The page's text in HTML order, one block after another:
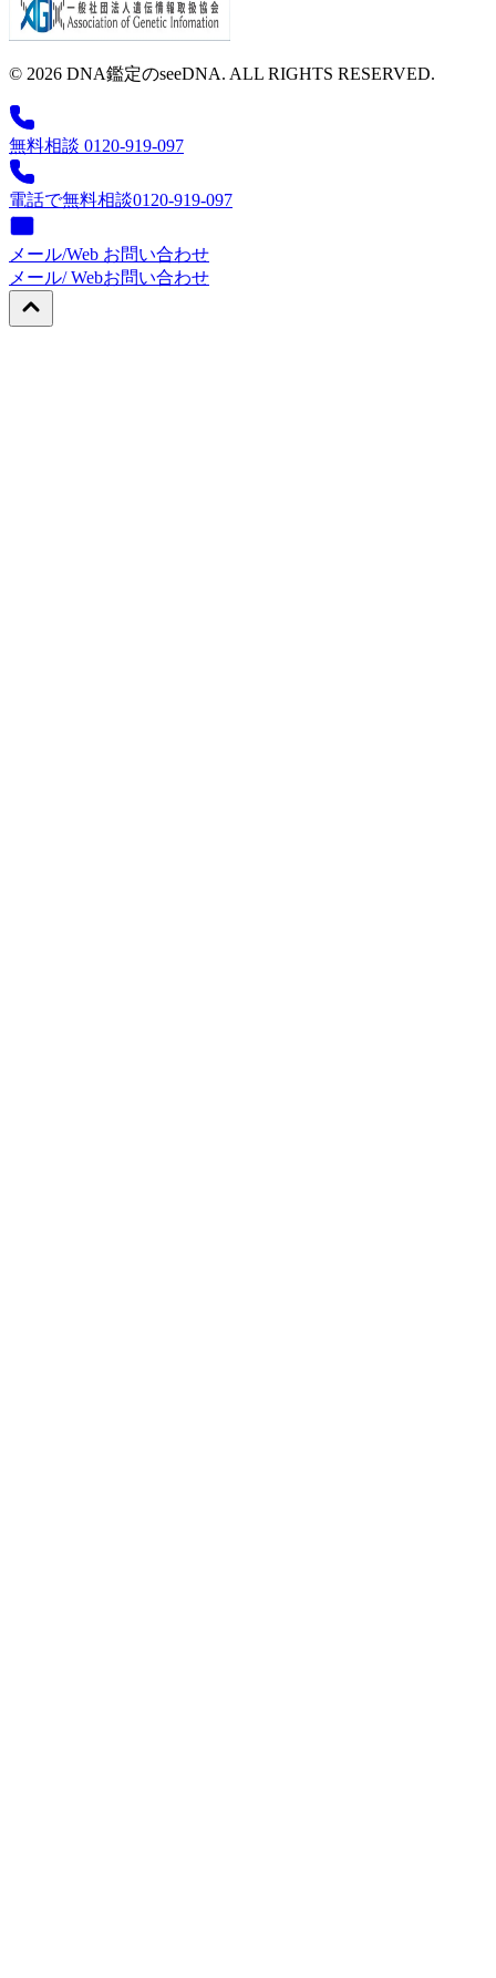
© 2026 DNA鑑定のseeDNA. ALL RIGHTS RESERVED.
無料相談 0120-919-097
電話で無料相談0120-919-097
メール/Web お問い合わせ
メール/ Webお問い合わせ